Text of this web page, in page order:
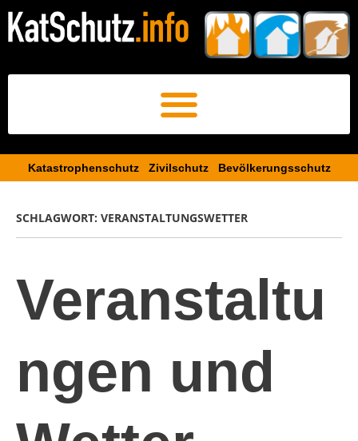
Katastrophenschutz Zivilschutz Bevölkerungsschutz​
SCHLAGWORT: VERANSTALTUNGSWETTER
Veranstaltu
ngen und